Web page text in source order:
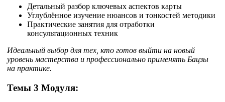
Детальный разбор ключевых аспектов карты
Углублённое изучение нюансов и тонкостей методики
Практические занятия для отработки
консультационных техник
Идеальный выбор для тех, кто готов выйти на новый
уровень мастерства и профессионально применять Бацзы
на практике.
Темы 3 Модуля: